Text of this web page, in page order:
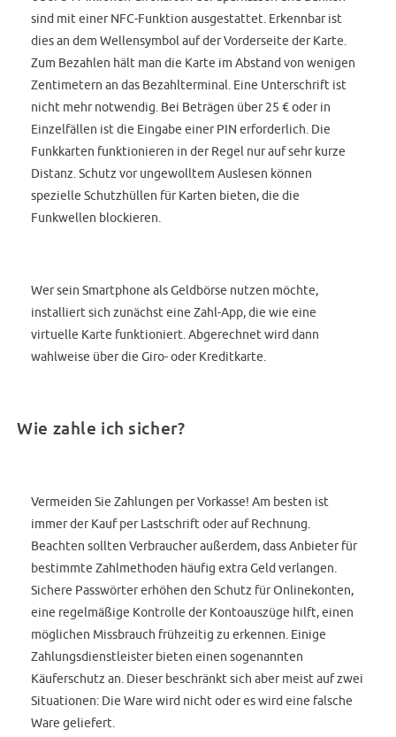
sind mit einer NFC-Funktion ausgestattet. Erkennbar ist
dies an dem Wellensymbol auf der Vorderseite der Karte.
Zum Bezahlen hält man die Karte im Abstand von wenigen
Zentimetern an das Bezahlterminal. Eine Unterschrift ist
nicht mehr notwendig. Bei Beträgen über 25 € oder in
Einzelfällen ist die Eingabe einer PIN erforderlich. Die
Funkkarten funktionieren in der Regel nur auf sehr kurze
Distanz. Schutz vor ungewolltem Auslesen können
spezielle Schutzhüllen für Karten bieten, die die
Funkwellen blockieren.
Wer sein Smartphone als Geldbörse nutzen möchte,
installiert sich zunächst eine Zahl-App, die wie eine
virtuelle Karte funktioniert. Abgerechnet wird dann
wahlweise über die Giro- oder Kreditkarte.
Wie zahle ich sicher?
Vermeiden Sie Zahlungen per Vorkasse! Am besten ist
immer der Kauf per Lastschrift oder auf Rechnung.
Beachten sollten Verbraucher außerdem, dass Anbieter für
bestimmte Zahlmethoden häufig extra Geld verlangen.
Sichere Passwörter erhöhen den Schutz für Onlinekonten,
eine regelmäßige Kontrolle der Kontoauszüge hilft, einen
möglichen Missbrauch frühzeitig zu erkennen. Einige
Zahlungsdienstleister bieten einen sogenannten
Käuferschutz an. Dieser beschränkt sich aber meist auf zwei
Situationen: Die Ware wird nicht oder es wird eine falsche
Ware geliefert.